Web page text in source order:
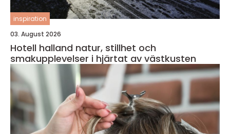
inspiration
03. August 2026
Hotell halland natur, stillhet och
smakupplevelser i hjärtat av västkusten